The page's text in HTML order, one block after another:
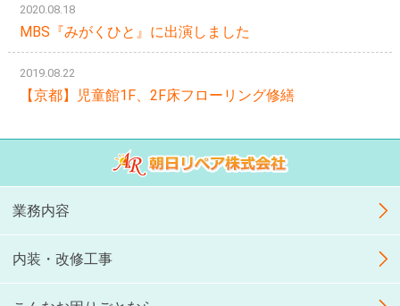
2020.08.18
MBS『みがくひと』に出演しました
2019.08.22
【京都】児童館1F、2F床フローリング修繕
業務内容
内装・改修工事